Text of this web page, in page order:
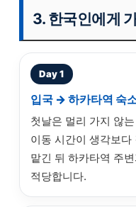
3. 한국인에게
Day 1
입국 → 하카타역 숙
첫날은 멀리 가지 않
이동 시간이 생각보
맡긴 뒤 하카타역 주
적당합니다.